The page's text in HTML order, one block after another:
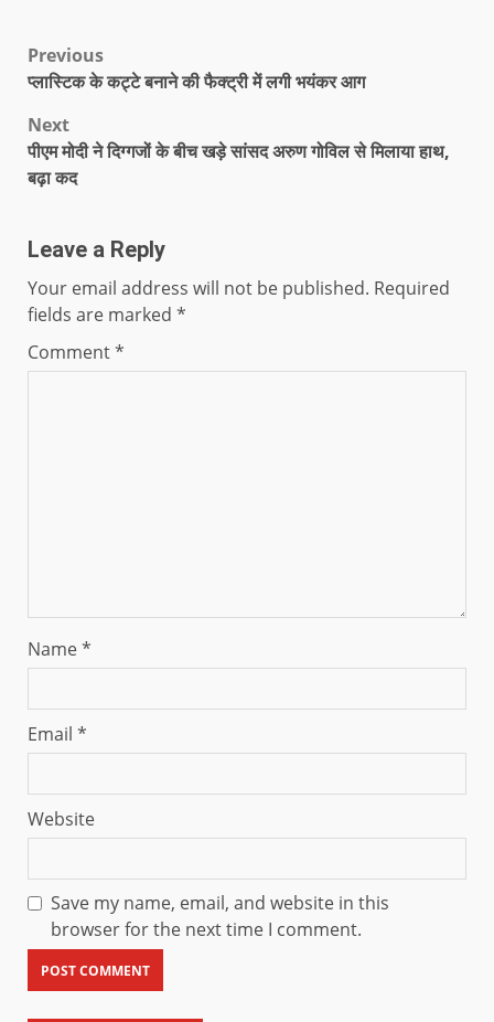
Previous
प्लास्टिक के कट्टे बनाने की फैक्ट्री में लगी भयंकर आग
Next
पीएम मोदी ने दिग्गजों के बीच खड़े सांसद अरुण गोविल से मिलाया हाथ,
बढ़ा कद
Leave a Reply
Your email address will not be published. Required
fields are marked *
Comment*
Name*
Email *
Website
Save my name, email, and website in this
browser for the next time I comment.